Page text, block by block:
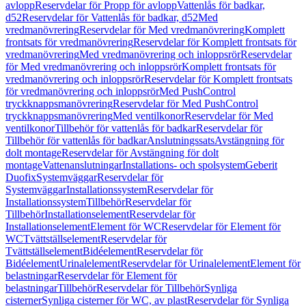
avloppReservdelar för Propp för avloppVattenlås för badkar,
d52Reservdelar för Vattenlås för badkar, d52Med
vredmanövreringReservdelar för Med vredmanövreringKomplett
frontsats för vredmanövreringReservdelar för Komplett frontsats för
vredmanövreringMed vredmanövrering och inloppsrörReservdelar
för Med vredmanövrering och inloppsrörKomplett frontsats för
vredmanövrering och inloppsrörReservdelar för Komplett frontsats
för vredmanövrering och inloppsrörMed PushControl
tryckknappsmanövreringReservdelar för Med PushControl
tryckknappsmanövreringMed ventilkonorReservdelar för Med
ventilkonorTillbehör för vattenlås för badkarReservdelar för
Tillbehör för vattenlås för badkarAnslutningssatsAvstängning för
dolt montageReservdelar för Avstängning för dolt
montageVattenanslutningarInstallations- och spolsystemGeberit
DuofixSystemväggarReservdelar för
SystemväggarInstallationssystemReservdelar för
InstallationssystemTillbehörReservdelar för
TillbehörInstallationselementReservdelar för
InstallationselementElement för WCReservdelar för Element för
WCTvättställselementReservdelar för
TvättställselementBidéelementReservdelar för
BidéelementUrinalelementReservdelar för UrinalelementElement för
belastningarReservdelar för Element för
belastningarTillbehörReservdelar för TillbehörSynliga
cisternerSynliga cisterner för WC, av plastReservdelar för Synliga